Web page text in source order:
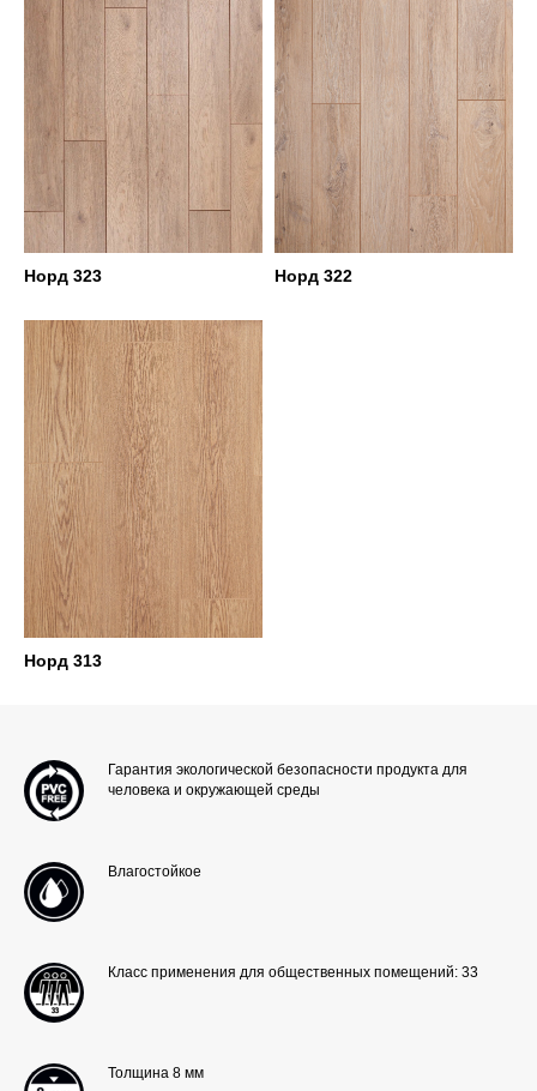
Норд 323 Норд 322
Норд 313
Гарантия экологической безопасности продукта для
человека и окружающей среды
Влагостойкое
Класс применения для общественных помещений: 33
Толщина 8 мм